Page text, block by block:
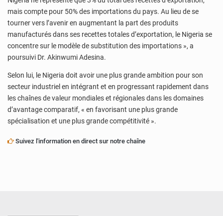
mais compte pour 50% des importations du pays. Au lieu de se
tourner vers l’avenir en augmentant la part des produits
manufacturés dans ses recettes totales d’exportation, le Nigeria se
concentre sur le modèle de substitution des importations », a
poursuivi Dr. Akinwumi Adesina.
Selon lui, le Nigeria doit avoir une plus grande ambition pour son
secteur industriel en intégrant et en progressant rapidement dans
les chaînes de valeur mondiales et régionales dans les domaines
d’avantage comparatif, « en favorisant une plus grande
spécialisation et une plus grande compétitivité ».
Suivez l'information en direct sur notre chaîne